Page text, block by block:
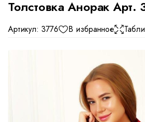
Толстовка Анорак Арт.
Артикул: 3776 В избранное